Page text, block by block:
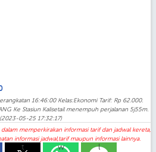
16:46:00 Kelas:Ekonomi Tarif: Rp 62.000.
Ke Stasiun Kalisetail menempuh perjalanan 5j55m.
05-25 17:32:17)
memperkirakan informasi tarif dan jadwal kereta,
informasi jadwal,tarif maupun informasi lainnya.
t w l